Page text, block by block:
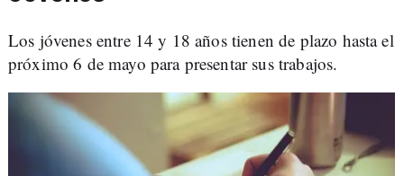
Los jóvenes entre 14 y 18 años tienen de plazo hasta el
próximo 6 de mayo para presentar sus trabajos.